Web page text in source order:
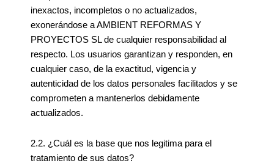
inexactos, incompletos o no actualizados,
exonerándose a AMBIENT REFORMAS Y
PROYECTOS SL de cualquier responsabilidad al
respecto. Los usuarios garantizan y responden, en
cualquier caso, de la exactitud, vigencia y
autenticidad de los datos personales facilitados y se
comprometen a mantenerlos debidamente
actualizados.
2.2. ¿Cuál es la base que nos legitima para el
tratamiento de sus datos?